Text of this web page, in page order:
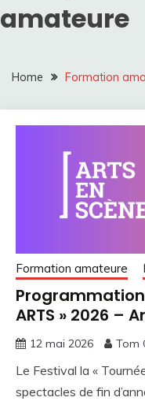
amateure
Home Formation
Formation amateure
Programmation
ARTS » 2026 –
12 mai 2026 Tom
Le Festival la «
spectacles de fin